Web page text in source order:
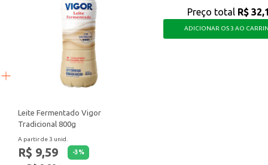
Leite Fermentado Vigor
Tradicional 800g
A partir de 3 unid.
R$ 9,59 -3%
Preço total R$
ADICIONAR OS 3 AO